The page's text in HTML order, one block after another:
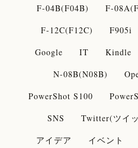
F-04B(F04B)
F-
F-12C(F12C)
F905i
Google
IT Kindle
N-08B(N08B)
PowerShot S100
SNS
Twitter(ツイ
アイデア
イベント